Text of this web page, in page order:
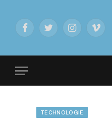
FacebookTwitterInstagramVimeo
TECHNOLOGIE